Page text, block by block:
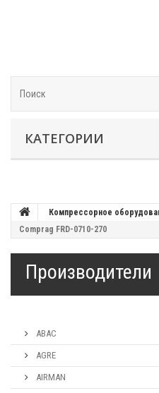
КАТЕГОРИИ
Компрессорное
Comprag FRD-0710-270
Производители
ABAC
AGRE
AIRMAN